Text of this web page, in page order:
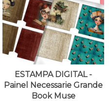
ESTAMPA DIGITAL -
Painel Necessarie Grande
Book Muse